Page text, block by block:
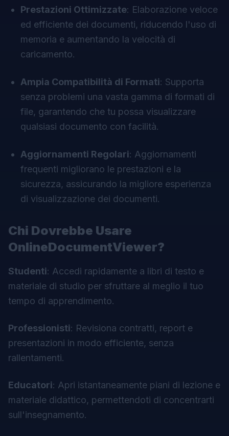
Prestazioni Ottimizzate: Elaborazione veloce
ed efficiente dei documenti, riducendo l'uso di
memoria e aumentando la velocità di
caricamento.
Ampia Compatibilità di Formati: Supporta
senza problemi una vasta gamma di formati di
file, garantendo che tu possa visualizzare
qualsiasi documento con facilità.
Aggiornamenti Regolari: Aggiornamenti
frequenti migliorano le prestazioni e la
sicurezza, assicurando la migliore esperienza
di visualizzazione dei documenti.
Chi Dovrebbe Usare
OnlineDocumentViewer?
Studenti: Accedi rapidamente a libri di testo e
materiale di studio per sfruttare al meglio il tuo
tempo di apprendimento.
Professionisti: Revisiona contratti, report e
presentazioni in modo efficiente, senza
rallentamenti.
Educatori: Apri istantaneamente piani di lezione e
materiale didattico, permettendoti di concentrarti
sull'insegnamento.